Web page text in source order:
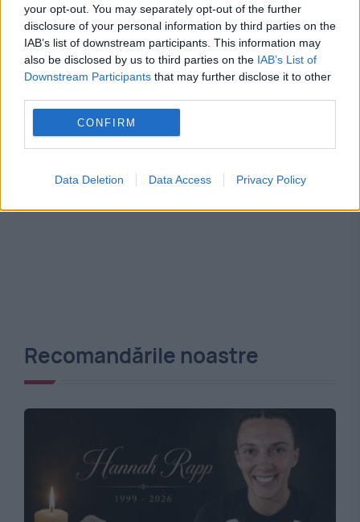
your opt-out. You may separately opt-out of the further
disclosure of your personal information by third parties on the
IAB’s list of downstream participants. This information may
also be disclosed by us to third parties on the IAB’s List of
Downstream Participants that may further disclose it to other
CONFIRM
Data Deletion Data Access Privacy Policy
dani mocanu infractiune omor
Recomandările noastre